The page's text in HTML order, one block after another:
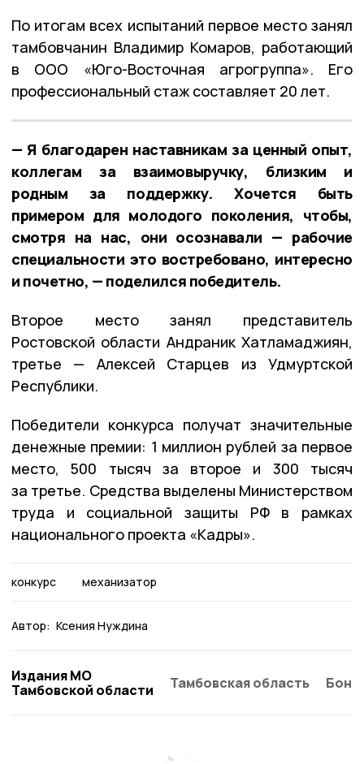
По итогам всех испытаний первое место занял
тамбовчанин Владимир Комаров, работающий
в ООО «Юго-Восточная агрогруппа». Его
профессиональный стаж составляет 20 лет.
— Я благодарен наставникам за ценный опыт,
коллегам за взаимовыручку, близким и
родным за поддержку. Хочется быть
примером для молодого поколения, чтобы,
смотря на нас, они осознавали — рабочие
специальности это востребовано, интересно
и почетно, — поделился победитель.
Второе место занял представитель
Ростовской области Андраник Хатламаджиян,
третье — Алексей Старцев из Удмуртской
Республики.
Победители конкурса получат значительные
денежные премии: 1 миллион рублей за первое
место, 500 тысяч за второе и 300 тысяч
за третье. Средства выделены Министерством
труда и социальной защиты РФ в рамках
национального проекта «Кадры».
конкурс механизатор
Автор: Ксения Нуждина
Издания МО
Тамбовской области
Тамбовская область